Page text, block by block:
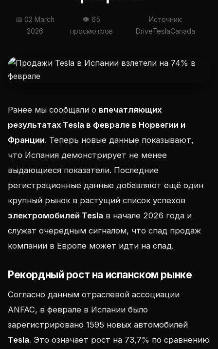
📅 02 March
2026
👁 65
просмотров
Источник:
DriveTeslaCanada
Ранее мы сообщали о впечатляющих
результатах Tesla в феврале в Норвегии и
Франции. Теперь новые данные показывают,
что Испания демонстрирует не менее
выдающиеся показатели. Последние
регистрационные данные добавляют ещё один
крупный рынок в растущий список успехов
электромобилей Tesla в начале 2026 года и
служат очередным сигналом, что спад продаж
компании в Европе может идти на спад.
Рекордный рост на испанском рынке
Согласно данным отраслевой ассоциации
ANFAC, в феврале в Испании было
зарегистрировано 1595 новых автомобилей
Tesla. Это означает рост на 73,7% по сравнению